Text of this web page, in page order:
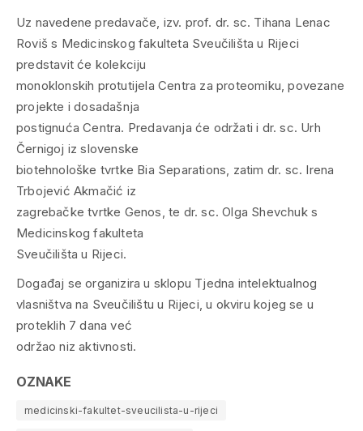
Uz navedene predavače, izv. prof. dr. sc. Tihana Lenac
Roviš s Medicinskog fakulteta Sveučilišta u Rijeci
predstavit će kolekciju
monoklonskih protutijela Centra za proteomiku, povezane
projekte i dosadašnja
postignuća Centra. Predavanja će održati i dr. sc. Urh
Černigoj iz slovenske
biotehnološke tvrtke Bia Separations, zatim dr. sc. Irena
Trbojević Akmačić iz
zagrebačke tvrtke Genos, te dr. sc. Olga Shevchuk s
Medicinskog fakulteta
Sveučilišta u Rijeci.
Događaj se organizira u sklopu Tjedna intelektualnog
vlasništva na Sveučilištu u Rijeci, u okviru kojeg se u
proteklih 7 dana već
održao niz aktivnosti.
OZNAKE
medicinski-fakultet-sveucilista-u-rijeci